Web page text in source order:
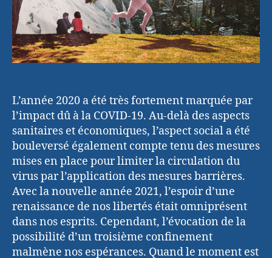
L’année 2020 a été très fortement marquée par
l’impact dû à la COVID-19. Au-delà des aspects
sanitaires et économiques, l’aspect social a été
bouleversé également compte tenu des mesures
mises en place pour limiter la circulation du
virus par l’application des mesures barrières.
Avec la nouvelle année 2021, l’espoir d’une
renaissance de nos libertés était omniprésent
dans nos esprits. Cependant, l’évocation de la
possibilité d’un troisième confinement
malmène nos espérances. Quand le moment est